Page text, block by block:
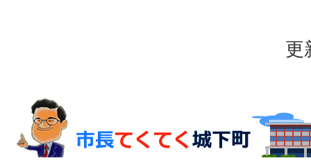
更